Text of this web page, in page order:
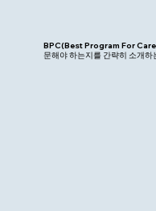
BPC(Best Program For
문해야 하는지를 간략히 소개하